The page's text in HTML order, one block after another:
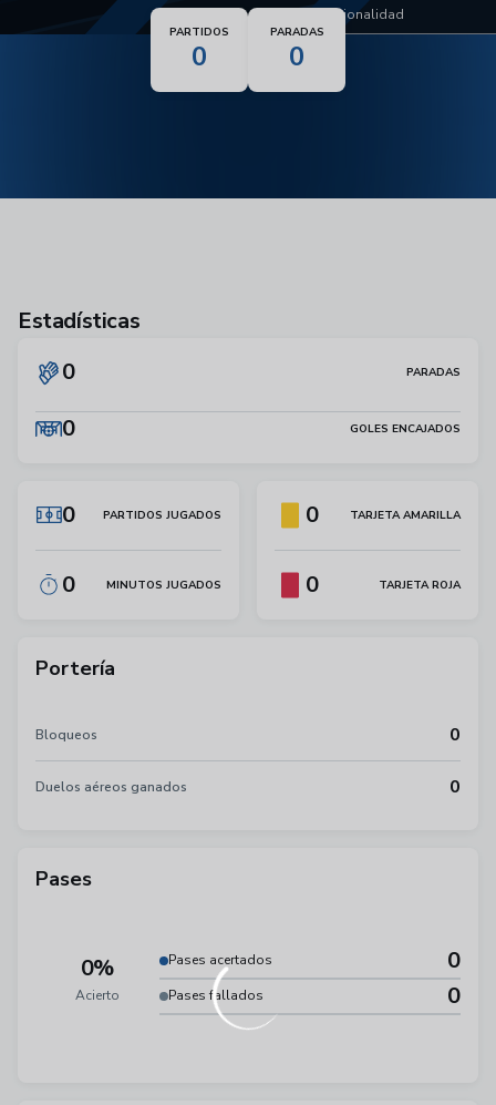
Nacionalidad
PARTIDOS
0
PARADAS
0
Estadísticas
0
PARADAS
0 GOLES ENCAJADOS
0 PARTIDOS JUGADOS
0 MINUTOS JUGADOS
0 TARJETA AMARILLA
0 TARJETA ROJA
Portería
Bloqueos 0
Duelos aéreos ganados 0
Pases
0%
Acierto
Pases acertados 0
Pases fallados 0